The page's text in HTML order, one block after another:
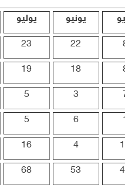
يونيو يوليو
22
23
18
19
3
5
6
5
4
16
53
68